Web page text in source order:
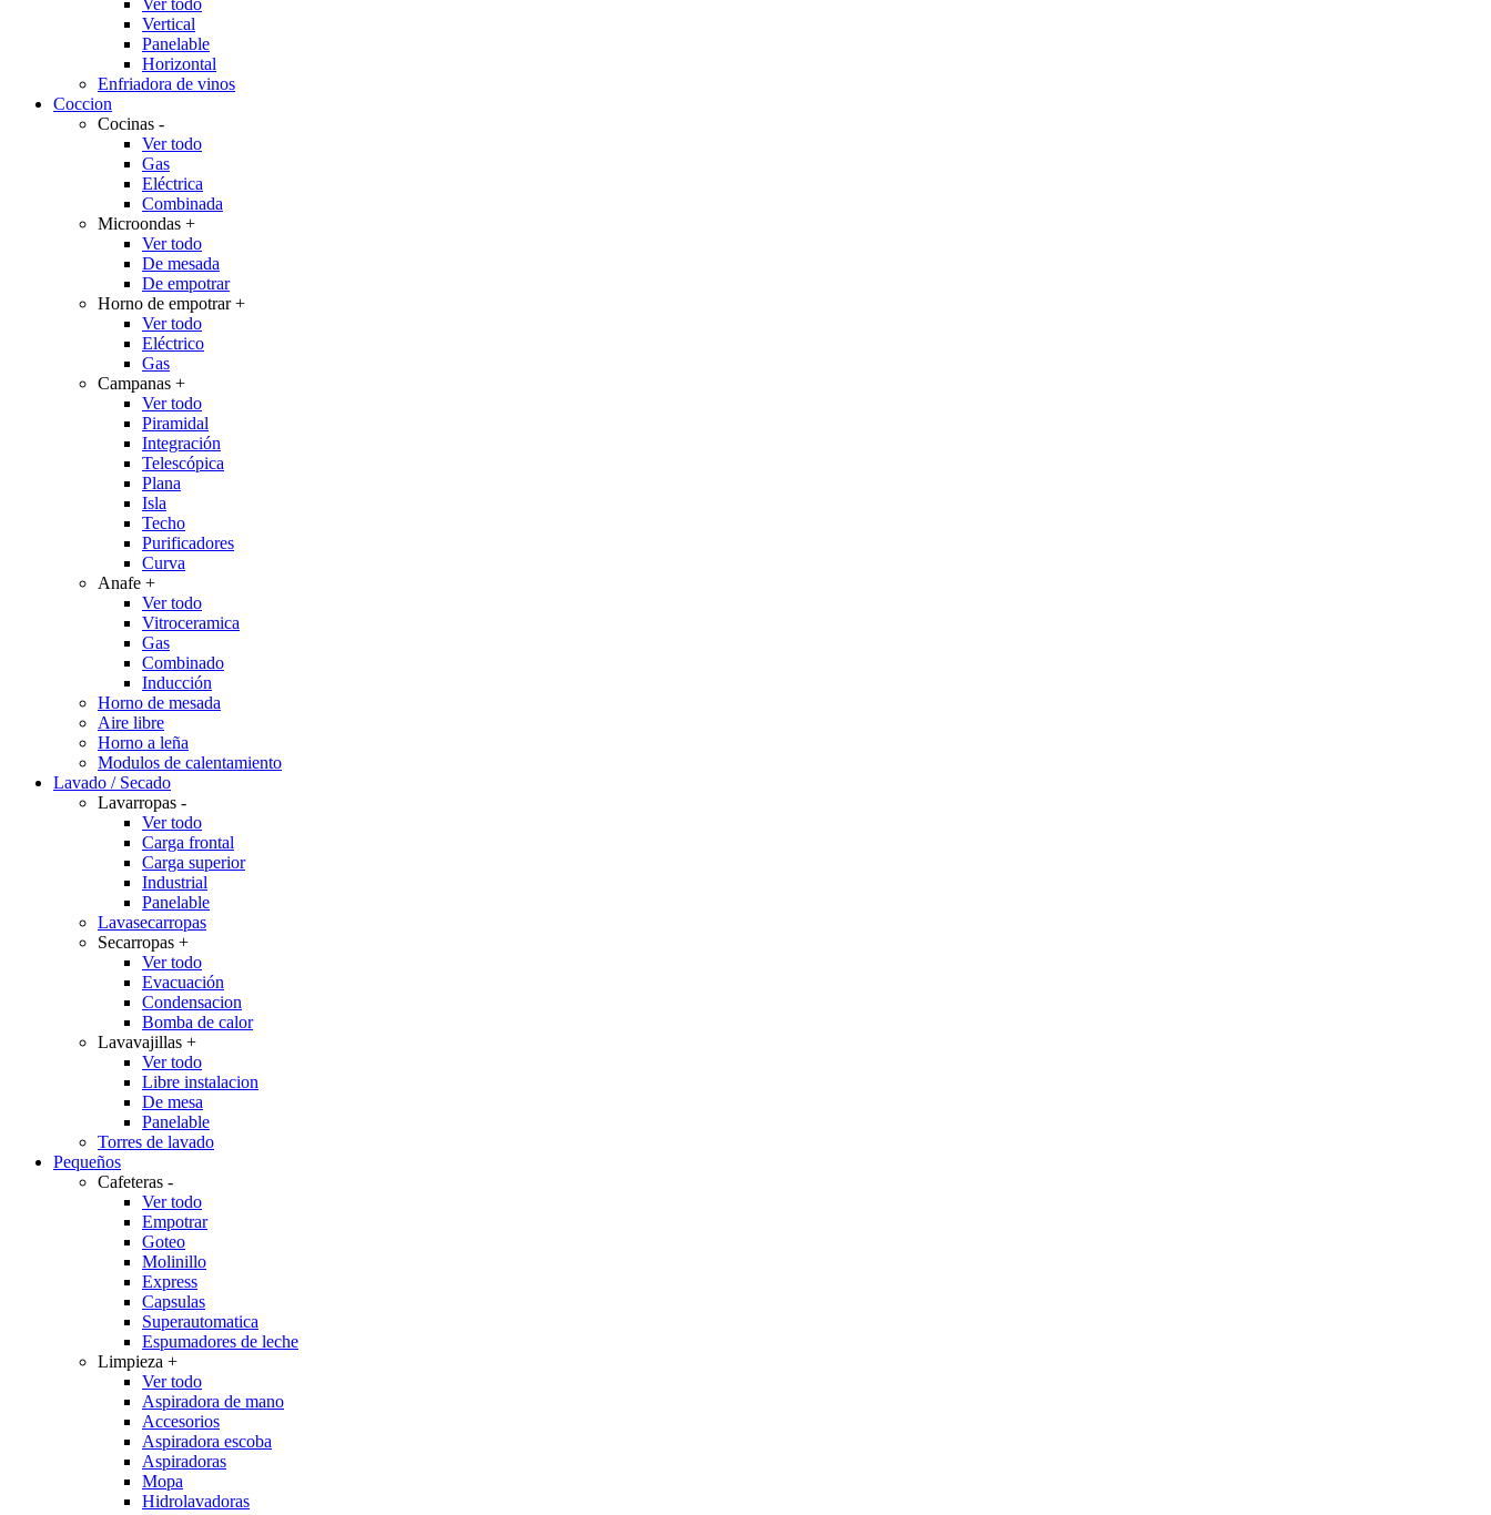
Ver todo
Vertical
Panelable
Horizontal
Enfriadora de vinos
Coccion
Cocinas -
Ver todo
Gas
Eléctrica
Combinada
Microondas +
Ver todo
De mesada
De empotrar
Horno de empotrar+
Ver todo
Eléctrico
Gas
Campanas +
Ver todo
Piramidal
Integración
Telescópica
Plana
Isla
Techo
Purificadores
Curva
Anafe +
Ver todo
Vitroceramica
Gas
Combinado
Inducción
Horno de mesada
Aire libre
Horno a leña
Modulos de calentamiento
Lavado / Secado
Lavarropas -
Ver todo
Carga frontal
Carga superior
Industrial
Panelable
Lavasecarropas
Secarropas +
Ver todo
Evacuación
Condensacion
Bomba de calor
Lavavajillas +
Ver todo
Libre instalacion
De mesa
Panelable
Torres de lavado
Pequeños
Cafeteras -
Ver todo
Empotrar
Goteo
Molinillo
Express
Capsulas
Superautomatica
Espumadores de leche
Limpieza +
Ver todo
Aspiradora de mano
Accesorios
Aspiradora escoba
Aspiradoras
Mopa
Hidrolavadoras